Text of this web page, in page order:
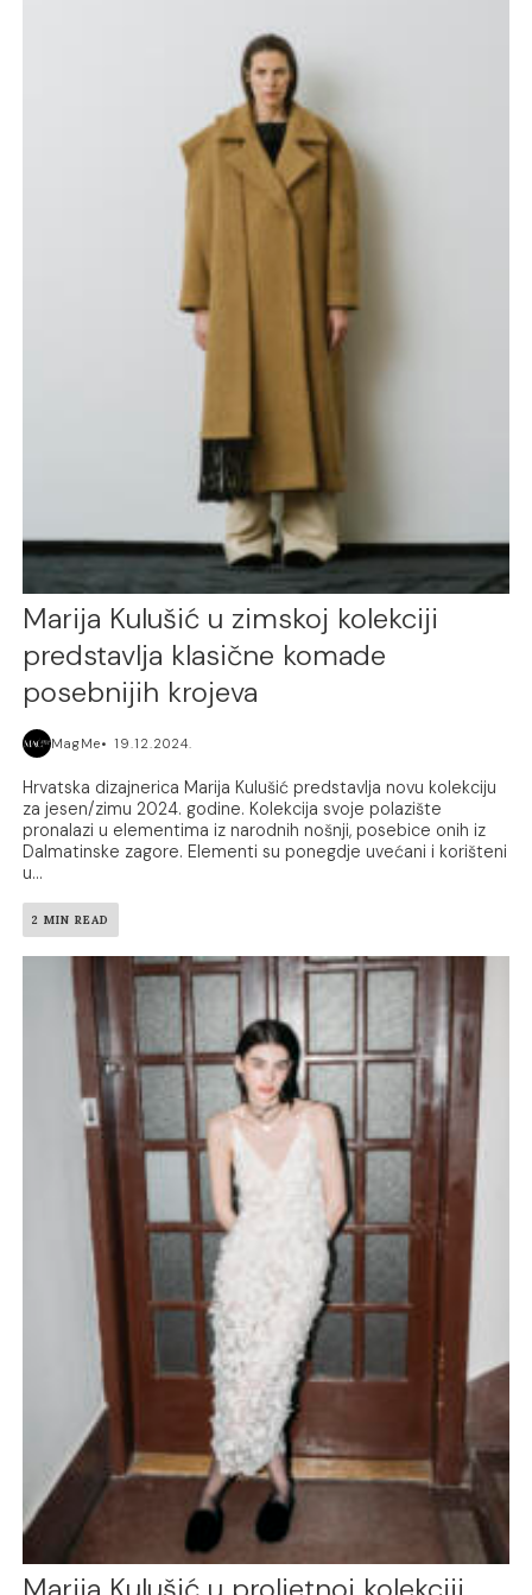
Marija Kulušić u zimskoj kolekciji
predstavlja klasične komade
posebnijih krojeva
MagMe 19.12.2024.
Hrvatska dizajnerica Marija Kulušić predstavlja novu kolekciju
za jesen/zimu 2024. godine. Kolekcija svoje polazište
pronalazi u elementima iz narodnih nošnji, posebice onih iz
Dalmatinske zagore. Elementi su ponegdje uvećani i korišteni
u...
2 MIN READ